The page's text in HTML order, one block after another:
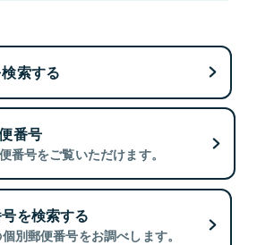
索する
番号
番号をご覧いただけます。
を検索する
別郵便番号をお調べします。